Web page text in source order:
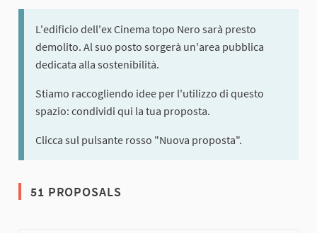
L'edificio dell'ex Cinema topo Nero sarà presto
demolito. Al suo posto sorgerà un'area pubblica
dedicata alla sostenibilità.
Stiamo raccogliendo idee per l'utilizzo di questo
spazio: condividi qui la tua proposta.
Clicca sul pulsante rosso "Nuova proposta".
51 PROPOSALS